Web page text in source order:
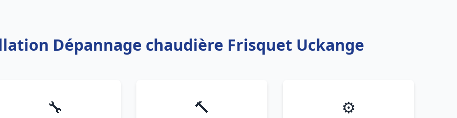
Dépannage chaudière Frisquet Uckange
🔧 🔨 ⚙️